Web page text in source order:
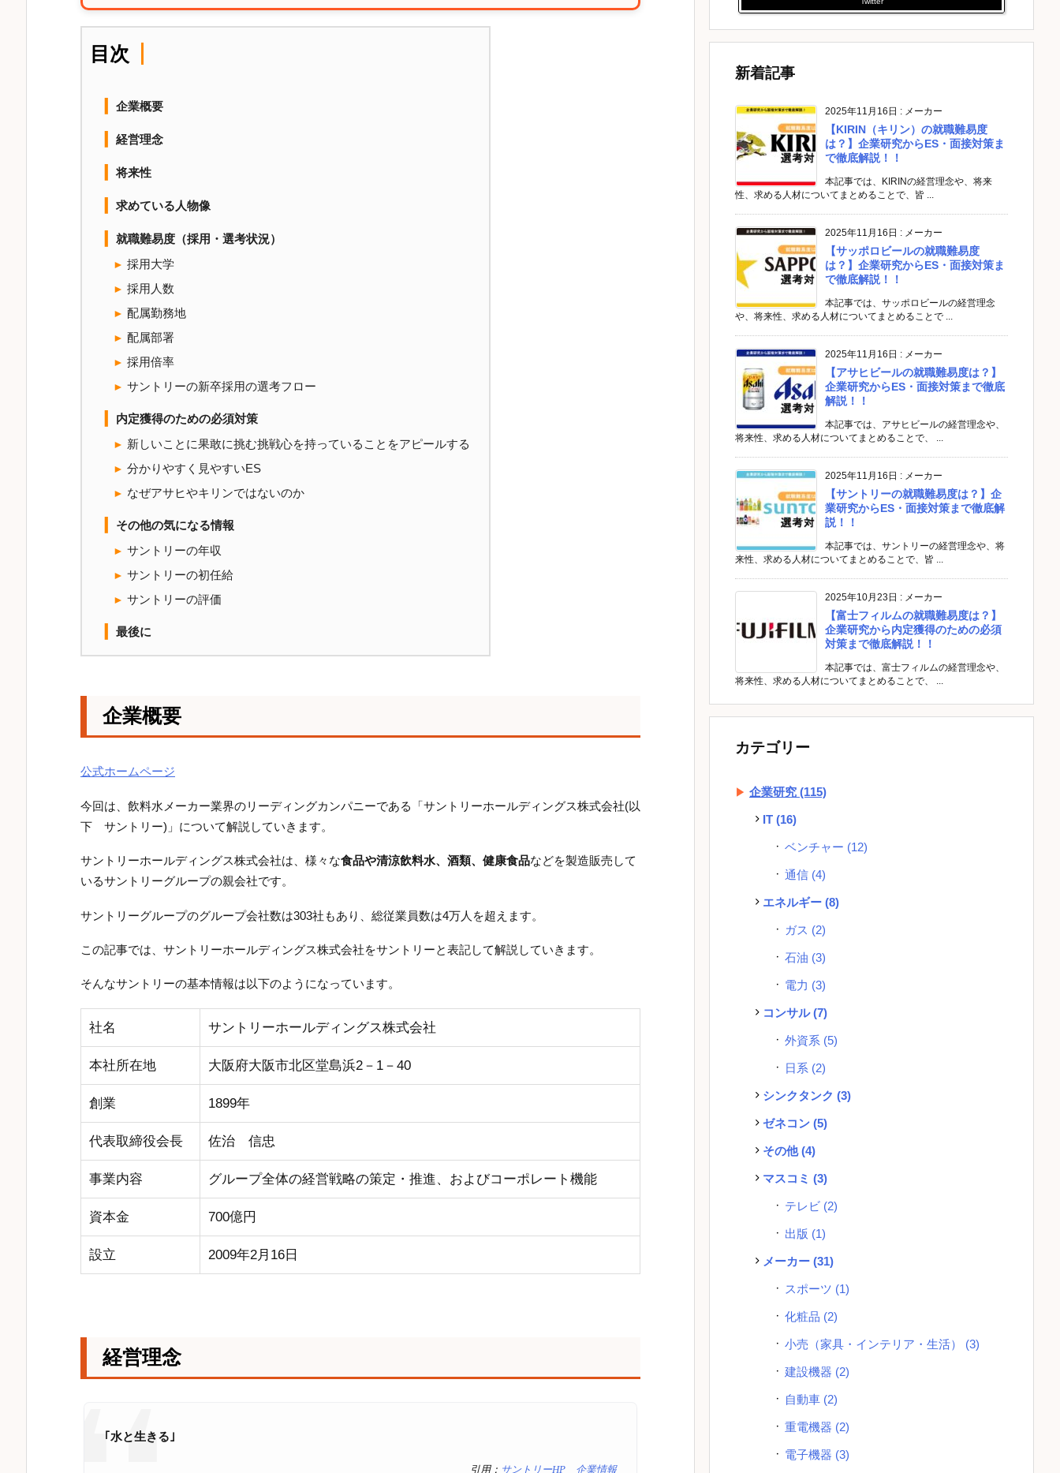
目次
企業概要
経営理念
将来性
求めている人物像
就職難易度（採用・選考状況）
採用大学
採用人数
配属勤務地
配属部署
採用倍率
サントリーの新卒採用の選考フロー
内定獲得のための必須対策
新しいことに果敢に挑む挑戦心を持っていることをアピールする
分かりやすく見やすいES
なぜアサヒやキリンではないのか
その他の気になる情報
サントリーの年収
サントリーの初任給
サントリーの評価
最後に
企業概要
公式ホームページ
今回は、飲料水メーカー業界のリーディングカンパニーである「サントリーホールディングス株式会社(以
下 サントリー)」について解説していきます。
サントリーホールディングス株式会社は、様々な食品や清涼飲料水、酒類、健康食品などを製造販売して
いるサントリーグループの親会社です。
サントリーグループのグループ会社数は303社もあり、総従業員数は4万人を超えます。
この記事では、サントリーホールディングス株式会社をサントリーと表記して解説していきます。
そんなサントリーの基本情報は以下のようになっています。
社名 サントリーホールディングス株式会社
本社所在地 大阪府大阪市北区堂島浜2－1－40
創業 1899年
代表取締役会長 佐治 信忠
事業内容 グループ全体の経営戦略の策定・推進、およびコーポレート機能
資本金 700億円
設立 2009年2月16日
経営理念
｢水と生きる｣
引用： サントリーHP 企業情報
新着記事
2025年11月16日 : メーカー
【KIRIN（キリン）の就職難易度
は？】企業研究からES・面接対策ま
で徹底解説！！
本記事では、KIRINの経営理念や、将来
性、求める人材についてまとめることで、皆 ...
2025年11月16日 : メーカー
【サッポロビールの就職難易度
は？】企業研究からES・面接対策ま
で徹底解説！！
本記事では、サッポロビールの経営理念
や、将来性、求める人材についてまとめることで ...
2025年11月16日 : メーカー
【アサヒビールの就職難易度は？】
企業研究からES・面接対策まで徹底
解説！！
本記事では、アサヒビールの経営理念や、
将来性、求める人材についてまとめることで、 ...
2025年11月16日 : メーカー
【サントリーの就職難易度は？】企
業研究からES・面接対策まで徹底解
説！！
本記事では、サントリーの経営理念や、将
来性、求める人材についてまとめることで、皆 ...
2025年10月23日 : メーカー
【富士フィルムの就職難易度は？】
企業研究から内定獲得のための必須
対策まで徹底解説！！
本記事では、富士フィルムの経営理念や、
将来性、求める人材についてまとめることで、 ...
カテゴリー
企業研究 (115)
IT (16)
ベンチャー (12)
通信 (4)
エネルギー (8)
ガス (2)
石油 (3)
電力 (3)
コンサル(7)
外資系 (5)
日系 (2)
シンクタンク (3)
ゼネコン (5)
その他(4)
マスコミ (3)
テレビ (2)
出版 (1)
メーカー (31)
スポーツ (1)
化粧品 (2)
小売（家具・インテリア・生活） (3)
建設機器 (2)
自動車 (2)
重電機器 (2)
電子機器 (3)